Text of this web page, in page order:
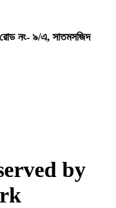
নং- ৯/এ, সাতমসজিদ
by